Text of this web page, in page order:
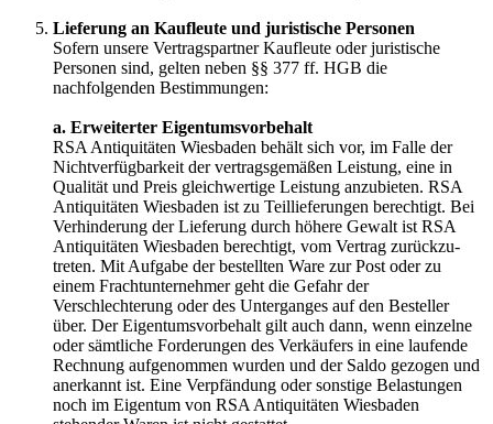
Lieferung an Kaufleute und juristische Personen
Sofern unsere Vertragspartner Kaufleute oder juristische
Personen sind, gelten neben §§ 377 ff. HGB die
nachfolgenden Bestimmungen:
a. Erweiterter Eigentumsvorbehalt
RSA Antiquitäten Wiesbaden behält sich vor, im Falle der
Nichtverfügbarkeit der vertragsgemäßen Leistung, eine in
Qualität und Preis gleichwertige Leistung anzubieten. RSA
Antiquitäten Wiesbaden ist zu Teillieferungen berechtigt. Bei
Verhinderung der Lieferung durch höhere Gewalt ist RSA
Antiquitäten Wiesbaden berechtigt, vom Vertrag zurückzu-
treten. Mit Aufgabe der bestellten Ware zur Post oder zu
einem Frachtunternehmer geht die Gefahr der
Verschlechterung oder des Unterganges auf den Besteller
über. Der Eigentumsvorbehalt gilt auch dann, wenn einzelne
oder sämtliche Forderungen des Verkäufers in eine laufende
Rechnung aufgenommen wurden und der Saldo gezogen und
anerkannt ist. Eine Verpfändung oder sonstige Belastungen
noch im Eigentum von RSA Antiquitäten Wiesbaden